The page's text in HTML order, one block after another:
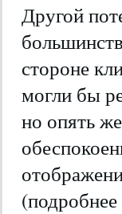
Другой
стороне
могли бы
но опять